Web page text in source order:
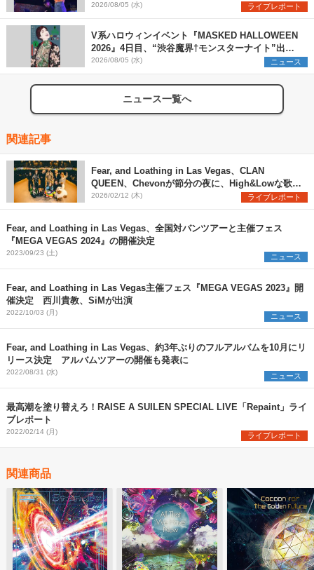
2026/08/05 (水) ライブレポート
V系ハロウィンイベント『MASKED HALLOWEEN
2026』4日目、“渋谷魔界†モンスターナイト”出演6
組を発表
2026/08/05 (水) ニュース
ニュース一覧へ
関連記事
Fear, and Loathing in Las Vegas、CLAN
QUEEN、Chevonが節分の夜に、High&Lowな歌声
と唯一無二の楽曲で魅せた『802 Jungle Attack
Vol.8』レポート
2026/02/12 (木) ライブレポート
Fear, and Loathing in Las Vegas、全国対バンツアーと主催フェス
『MEGA VEGAS 2024』の開催決定
2023/09/23 (土) ニュース
Fear, and Loathing in Las Vegas主催フェス『MEGA VEGAS 2023』開
催決定 西川貴教、SiMが出演
2022/10/03 (月) ニュース
Fear, and Loathing in Las Vegas、約3年ぶりのフルアルバムを10月にリ
リース決定 アルバムツアーの開催も発表に
2022/08/31 (水) ニュース
最高潮を塗り替えろ！RAISE A SUILEN SPECIAL LIVE「Repaint」ライ
ブレポート
2022/02/14 (月) ライブレポート
関連商品